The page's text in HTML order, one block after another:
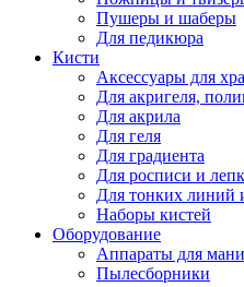
Пушеры и шаберы
Для педикюра
Кисти
Аксессуары для
Для акригеля,
Для акрила
Для геля
Для градиента
Для росписи и
Для тонких линий
Наборы кистей
Оборудование
Аппараты для
Пылесборники